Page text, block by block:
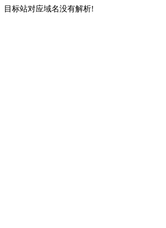
目标站对应域名没有解析!